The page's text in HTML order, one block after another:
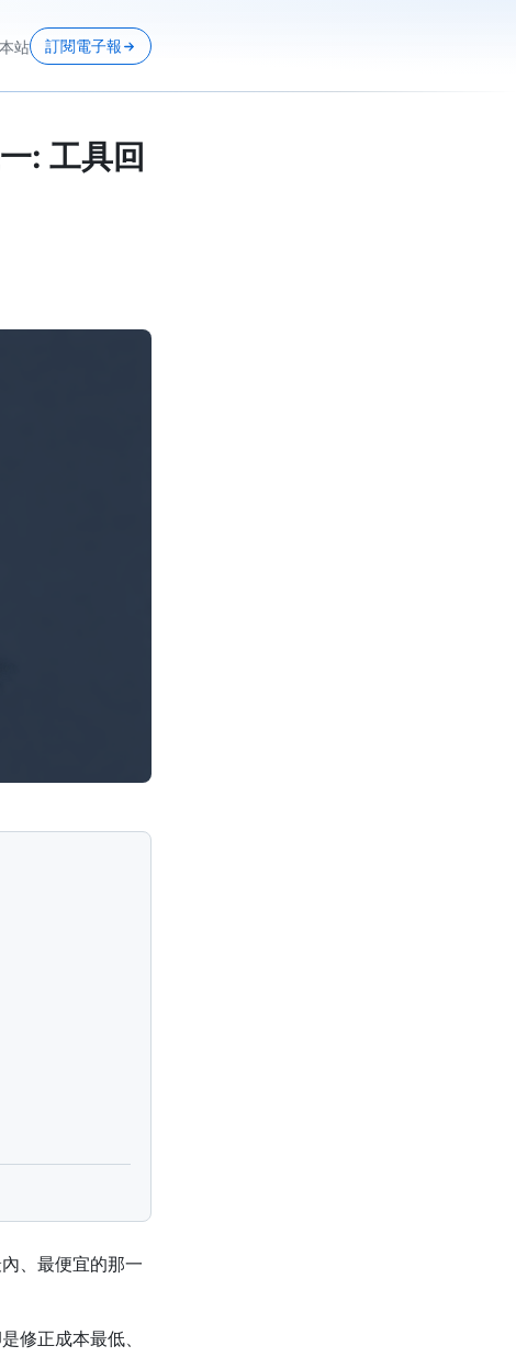
站 訂閱電子報
: 工具回
、最便宜的那一
修正成本最低、